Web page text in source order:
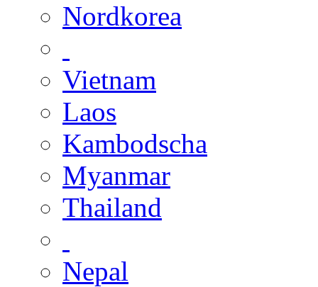
Nordkorea
Vietnam
Laos
Kambodscha
Myanmar
Thailand
Nepal